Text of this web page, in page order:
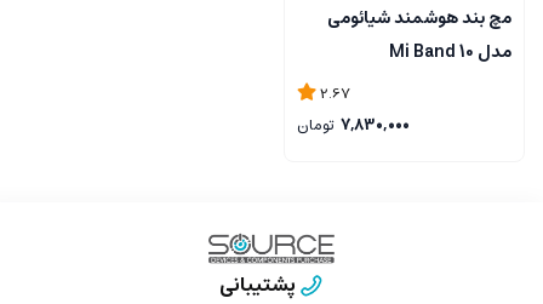
مچ بند هوشمند شیائومی
مدل Mi Band 10
2.67
7,830,000 تومان
پشتیبانی